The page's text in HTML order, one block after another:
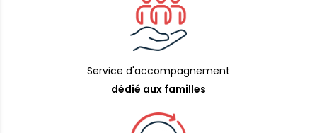
Service d'accompagnement
dédié aux familles